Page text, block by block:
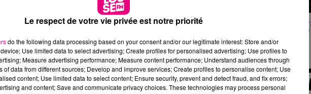
sportifs et amoureux de montagne se préparent
la montagne et toucher les plus hauts sommets des
préparer au Mont Blanc explique Hugo. C’est ce qui
quand nous serons sur le Mont Blanc».
Loïc, car même au mois d’août, les températures
motivéspar le fait que nous soyonsengagés dans
WILL
Miami
A
Le respect de votre vie privée est notre priorité
do the following data processing based on your consent and/or our legitimate interest: Store and/or
Use limited data to select advertising; Create profiles for personalised advertising; Use profiles to
Measure advertising performance; Measure content performance; Understand audiences through
of data from different sources; Develop and improve services; Create profiles to personalise content; Use
content; Use limited data to select content; Ensure security, prevent and detect fraud, and fix errors;
and content; Save and communicate privacy choices. These technologies may process personal